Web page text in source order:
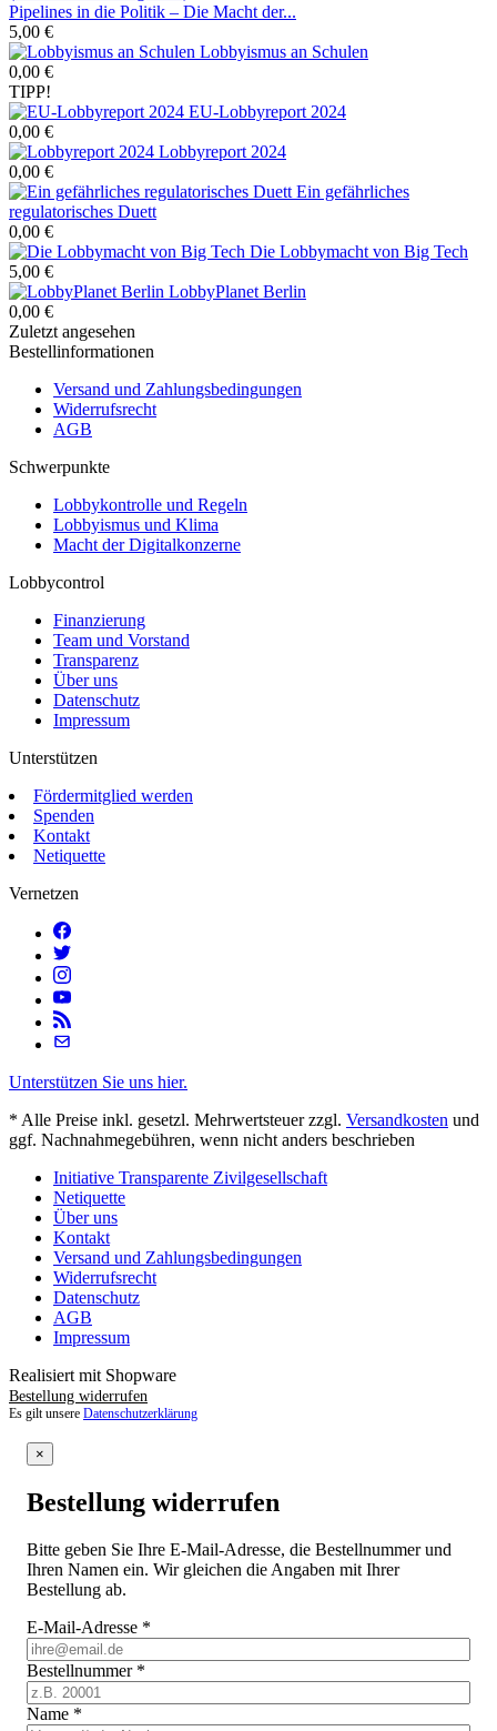
Pipelines in die Politik – Die Macht der...
5,00 €
Lobbyismus an Schulen
0,00 €
TIPP!
EU-Lobbyreport 2024
0,00 €
Lobbyreport 2024
0,00 €
Ein gefährliches
regulatorisches Duett
0,00 €
Die Lobbymacht von Big Tech
5,00 €
LobbyPlanet Berlin
0,00 €
Zuletzt angesehen
Bestellinformationen
Versand und Zahlungsbedingungen
Widerrufsrecht
AGB
Schwerpunkte
Lobbykontrolle und Regeln
Lobbyismus und Klima
Macht der Digitalkonzerne
Lobbycontrol
Finanzierung
Team und Vorstand
Transparenz
Über uns
Datenschutz
Impressum
Unterstützen
Fördermitglied werden
Spenden
Kontakt
Netiquette
Vernetzen
Unterstützen Sie uns hier.
* Alle Preise inkl. gesetzl. Mehrwertsteuer zzgl. Versandkosten und
ggf. Nachnahmegebühren, wenn nicht anders beschrieben
Initiative Transparente Zivilgesellschaft
Netiquette
Über uns
Kontakt
Versand und Zahlungsbedingungen
Widerrufsrecht
Datenschutz
AGB
Impressum
Realisiert mit Shopware
Bestellung widerrufen
Es gilt unsere Datenschutzerklärung
×
Bestellung widerrufen
Bitte geben Sie Ihre E-Mail-Adresse, die Bestellnummer und
Ihren Namen ein. Wir gleichen die Angaben mit Ihrer
Bestellung ab.
E-Mail-Adresse *
Bestellnummer *
Name *